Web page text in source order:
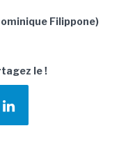
Filippone)
le !